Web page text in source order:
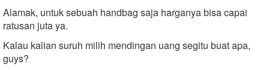
Alamak, untuk sebuah handbag saja harganya bisa capai
ratusan juta ya.
Kalau kalian suruh milih mendingan uang segitu buat apa,
guys?